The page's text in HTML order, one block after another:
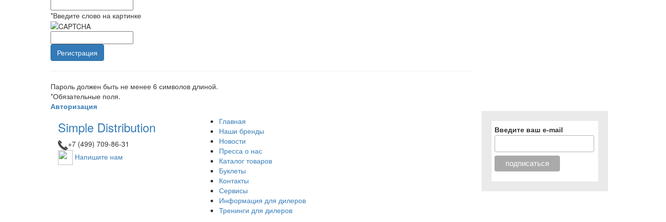
*Введите слово на картинке
Пароль должен быть не менее 6 символов длиной.
*Обязательные поля.
Авторизация
Главная
Наши бренды
Новости
Пресса о нас
Каталог товаров
Буклеты
Контакты
Сервисы
Информация для дилеров
Тренинги для дилеров
Введите ваш e-mail
Simple Distribution
+7 (499) 709-86-31
Напишите нам